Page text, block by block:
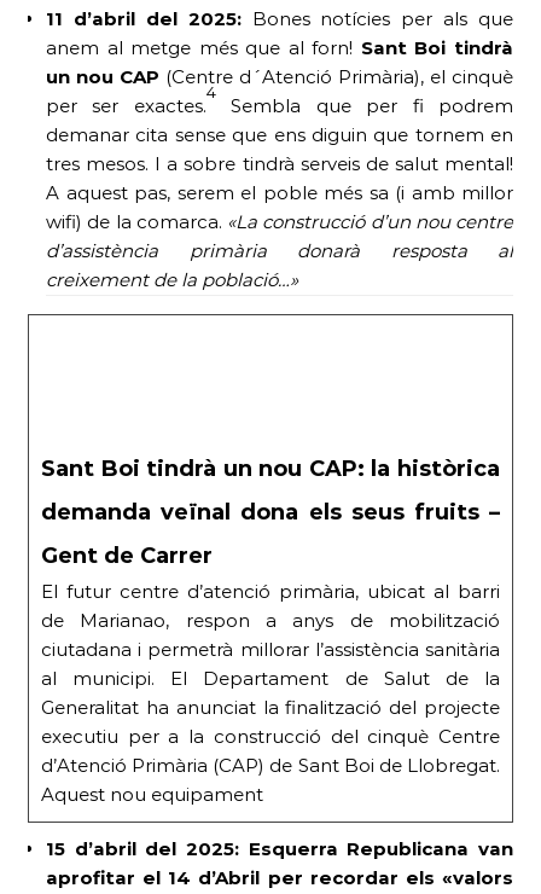
11 d’abril del 2025:Bones notícies per als que
anem al metge més que al forn! Sant Boi tindrà
un nou CAP (Centre d´Atenció Primària), el cinquè
per ser exactes.
4
Sembla que per fi podrem
demanar cita sense que ens diguin que tornem en
tres mesos. I a sobre tindrà serveis de salut mental!
A aquest pas, serem el poble més sa (i amb millor
wifi) de la comarca. «La construcció d’un nou centre
d’assistència primària donarà resposta al
creixement de la població…»
Sant Boi tindrà un nou CAP: la històrica
demanda veïnal dona els seus fruits –
Gent de Carrer
El futur centre d’atenció primària, ubicat al barri
de Marianao, respon a anys de mobilització
ciutadana i permetrà millorar l’assistència sanitària
al municipi. El Departament de Salut de la
Generalitat ha anunciat la finalització del projecte
executiu per a la construcció del cinquè Centre
d’Atenció Primària (CAP) de Sant Boi de Llobregat.
Aquest nou equipament
15 d’abril del 2025: Esquerra Republicana van
aprofitar el 14 d’Abril per recordar els «valors